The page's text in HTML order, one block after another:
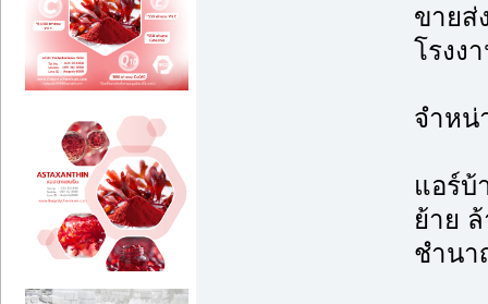
ขายส่
โรงง
จำหน่
แอร์บ้
ย้าย
ชำนา